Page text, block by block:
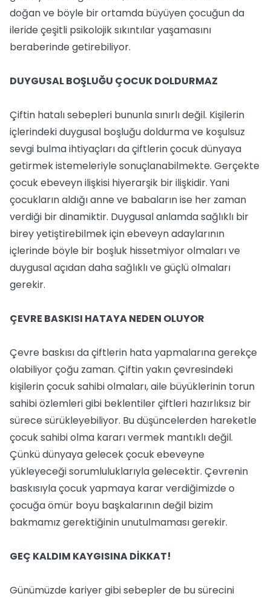
doğan ve böyle bir ortamda büyüyen çocuğun da
ileride çeşitli psikolojik sıkıntılar yaşamasını
beraberinde getirebiliyor.
DUYGUSAL BOŞLUĞU ÇOCUK DOLDURMAZ
Çiftin hatalı sebepleri bununla sınırlı değil. Kişilerin
içlerindeki duygusal boşluğu doldurma ve koşulsuz
sevgi bulma ihtiyaçları da çiftlerin çocuk dünyaya
getirmek istemeleriyle sonuçlanabilmekte. Gerçekte
çocuk ebeveyn ilişkisi hiyerarşik bir ilişkidir. Yani
çocukların aldığı anne ve babaların ise her zaman
verdiği bir dinamiktir. Duygusal anlamda sağlıklı bir
birey yetiştirebilmek için ebeveyn adaylarının
içlerinde böyle bir boşluk hissetmiyor olmaları ve
duygusal açıdan daha sağlıklı ve güçlü olmaları
gerekir.
ÇEVRE BASKISI HATAYA NEDEN OLUYOR
Çevre baskısı da çiftlerin hata yapmalarına gerekçe
olabiliyor çoğu zaman. Çiftin yakın çevresindeki
kişilerin çocuk sahibi olmaları, aile büyüklerinin torun
sahibi özlemleri gibi beklentiler çiftleri hazırlıksız bir
sürece sürükleyebiliyor. Bu düşüncelerden hareketle
çocuk sahibi olma kararı vermek mantıklı değil.
Çünkü dünyaya gelecek çocuk ebeveyne
yükleyeceği sorumluluklarıyla gelecektir. Çevrenin
baskısıyla çocuk yapmaya karar verdiğimizde o
çocuğa ömür boyu başkalarının değil bizim
bakmamız gerektiğinin unutulmaması gerekir.
GEÇ KALDIM KAYGISINA DİKKAT!
Günümüzde kariyer gibi sebepler de bu sürecini